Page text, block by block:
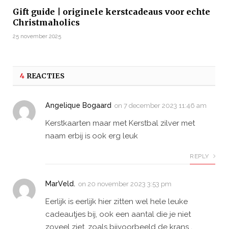
Gift guide | originele kerstcadeaus voor echte
Christmaholics
25 november 2025
4 REACTIES
Angelique Bogaard on 7 december 2023 11:46 am
Kerstkaarten maar met Kerstbal zilver met
naam erbij is ook erg leuk
REPLY
MarVeld. on 20 november 2023 3:53 pm
Eerlijk is eerlijk hier zitten wel hele leuke
cadeautjes bij, ook een aantal die je niet
zoveel ziet, zoals bijvoorbeeld de krans .